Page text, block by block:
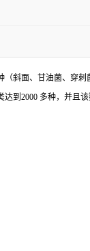
斜面、甘油菌、穿
到2000 多种，并且